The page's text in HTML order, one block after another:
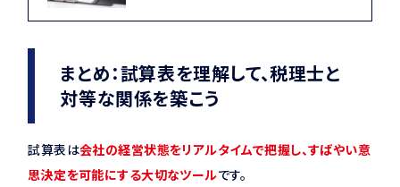
まとめ：試算表を理解して、税理士と
対等な関係を築こう
試算表は会社の経営状態をリアルタイムで把握し、すばやい意
思決定を可能にする大切なツールです。